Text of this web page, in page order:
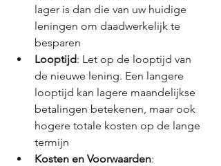
lager is dan die van uw huidige
leningen om daadwerkelijk te
besparen​
Looptijd: Let op de looptijd van
de nieuwe lening. Een langere
looptijd kan lagere maandelijkse
betalingen betekenen, maar ook
hogere totale kosten op de lange
termijn
Kosten en Voorwaarden: